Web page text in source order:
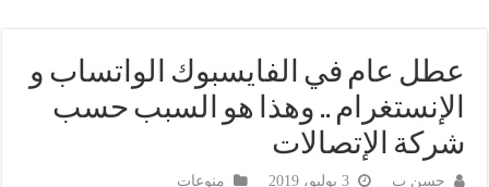
عام في الفايسبوك الواتساب و
.. وهذا هو السبب حسب
الإتصالات
حسن ب منوعات